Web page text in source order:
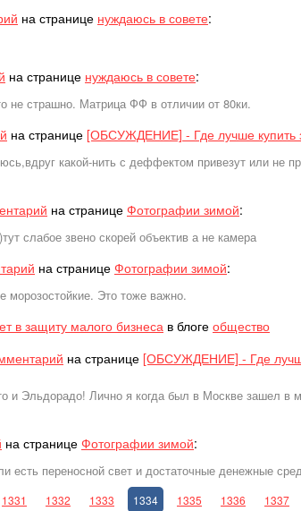
на странице нуждаюсь в совете:
на странице нуждаюсь в совете:
не страшно. Матрица ФФ в отличии от 80ки.
на странице [ОБСУЖДЕНИЕ] - Где лучше купить
какой-нить с деффектом привезут или не
на странице Фотографии зимой:
слабое звено скорей объектив а не камера
на странице Фотографии зимой:
морозостойкие. Это тоже важно.
в защиту малого бизнеса в блоге общество
на странице [ОБСУЖДЕНИЕ] - Где
и Эльдорадо! Лично я когда был в Москве зашел в
на странице Фотографии зимой:
есть переносной свет и достаточные денежные
1331 1332 1333 1334 1335 1336 1337